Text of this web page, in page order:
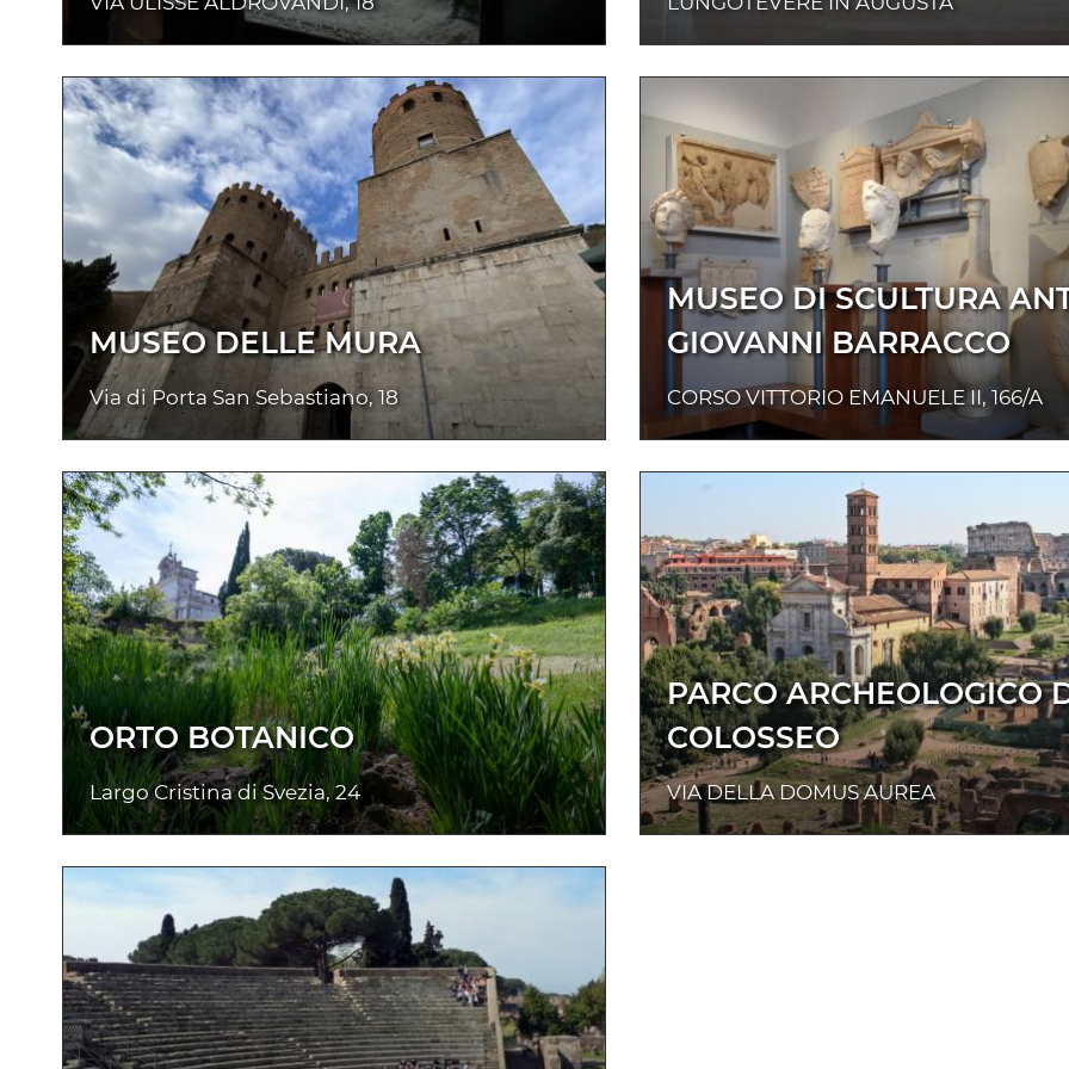
MUSEO DELLE MURA
Via di Porta San Sebastiano, 18
MUSEO DI SCULTURA
GIOVANNI BARRACCO
CORSO VITTORIO EMANUELE II, 166/A
ORTO BOTANICO
Largo Cristina di Svezia, 24
PARCO ARCHEOLOGICO
COLOSSEO
VIA DELLA DOMUS AUREA